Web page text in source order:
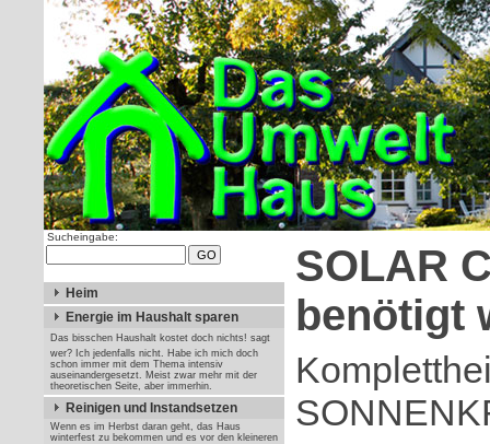
Sucheingabe:
Heim
Energie im Haushalt sparen
Das bisschen Haushalt kostet doch nichts! sagt
wer? Ich jedenfalls nicht. Habe ich mich doch
schon immer mit dem Thema intensiv
auseinandergesetzt. Meist zwar mehr mit der
theoretischen Seite, aber immerhin.
Reinigen und Instandsetzen
Wenn es im Herbst daran geht, das Haus
winterfest zu bekommen und es vor den kleineren
SOLAR
benötigt